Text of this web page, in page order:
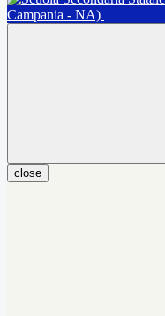
Campania - NA)
close